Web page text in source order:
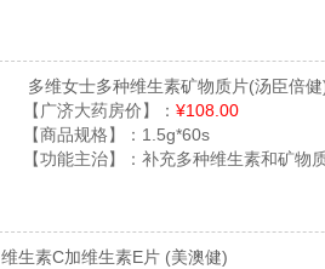
多维女士多种维生素矿物质片(汤臣倍健
【广济大药房价】： ¥108.00
【商品规格】： 1.5g*60s
【功能主治】： 补充多种维生素和矿物质
维生素C加维生素E片 (美澳健)